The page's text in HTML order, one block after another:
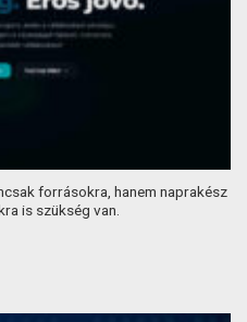
forrásokra, hanem naprakész
is szükség van.